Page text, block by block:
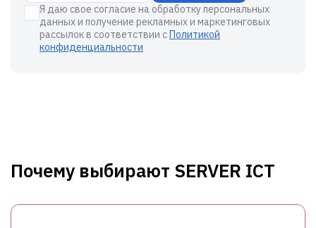
Я даю свое согласие на обработку персональных
данных и получение рекламных и маркетинговых
рассылок в соответствии сПолитикой
конфиденциальности
Почему выбирают SERVER ICT